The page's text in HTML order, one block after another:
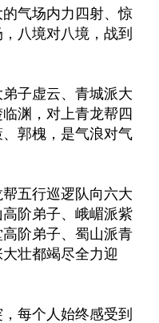
气场内力四射、惊
八境对八境，战到
子虚云、青城派大
渊，对上青龙帮四
郭槐，是气浪对气
五行巡逻队向六大
阶弟子、峨嵋派紫
阶弟子、蜀山派青
壮都竭尽全力迎
每个人始终感受到